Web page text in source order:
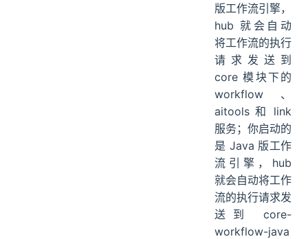
版工作流引擎，
hub 就会自动
将工作流的执行
请求发送到
core 模块下的
workflow、
aitools 和 link
服务；你启动的
是 Java 版工作
流引擎，hub
就会自动将工作
流的执行请求发
送到 core-
workflow-java